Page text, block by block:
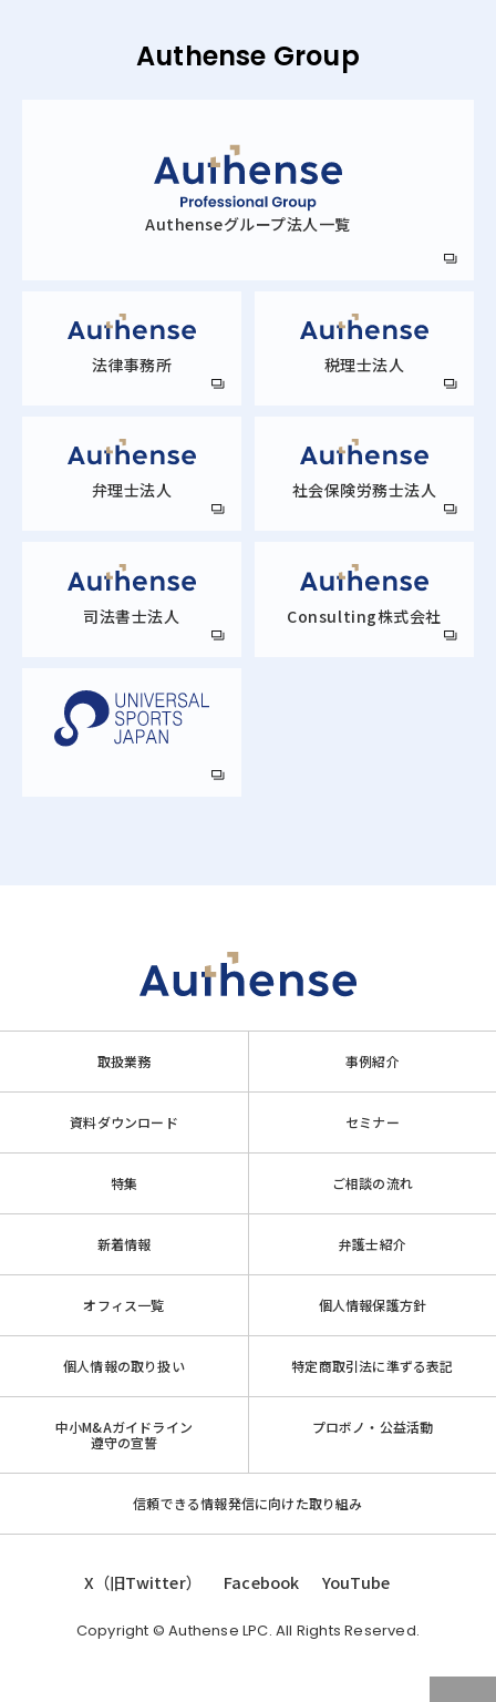
Authense Group
Authenseグループ法人一覧
法律事務所 税理士法人
弁理士法人 社会保険労務士法人
司法書士法人 Consulting株式会社
取扱業務 事例紹介
資料ダウンロード セミナー
特集 ご相談の流れ
新着情報 弁護士紹介
オフィス一覧 個人情報保護方針
個人情報の取り扱い 特定商取引法に準ずる表記
中小M&Aガイドライン
遵守の宣誓
プロボノ・公益活動
信頼できる情報発信に向けた取り組み
X（旧Twitter） Facebook YouTube
Copyright © Authense LPC. All Rights Reserved.